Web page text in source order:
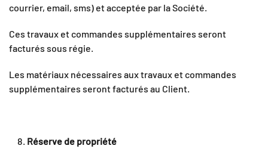
courrier, email, sms) et acceptée par la Société.
Ces travaux et commandes supplémentaires seront
facturés sous régie.
Les matériaux nécessaires aux travaux et commandes
supplémentaires seront facturés au Client.
Réserve de propriété